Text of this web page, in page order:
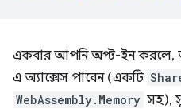
একবার আপনি অপ্ট-ইন করলে,
এ অ্যাক্সেস পাবেন (একটি
WebAssembly.Memory সহ),